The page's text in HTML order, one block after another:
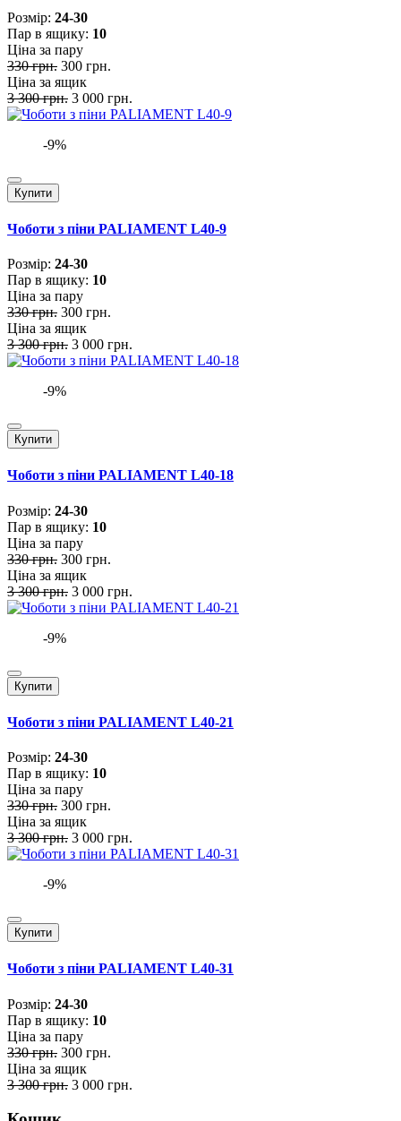
Розмiр: 24-30
Пар в ящику: 10
Ціна за пару
330 грн. 300 грн.
Ціна за ящик
3 300 грн. 3 000 грн.
-9%
Купити
Чоботи з піни PALIAMENT L40-9
Розмiр: 24-30
Пар в ящику: 10
Ціна за пару
330 грн. 300 грн.
Ціна за ящик
3 300 грн. 3 000 грн.
-9%
Купити
Чоботи з піни PALIAMENT L40-18
Розмiр: 24-30
Пар в ящику: 10
Ціна за пару
330 грн. 300 грн.
Ціна за ящик
3 300 грн. 3 000 грн.
-9%
Купити
Чоботи з піни PALIAMENT L40-21
Розмiр: 24-30
Пар в ящику: 10
Ціна за пару
330 грн. 300 грн.
Ціна за ящик
3 300 грн. 3 000 грн.
-9%
Купити
Чоботи з піни PALIAMENT L40-31
Розмiр: 24-30
Пар в ящику: 10
Ціна за пару
330 грн. 300 грн.
Ціна за ящик
3 300 грн. 3 000 грн.